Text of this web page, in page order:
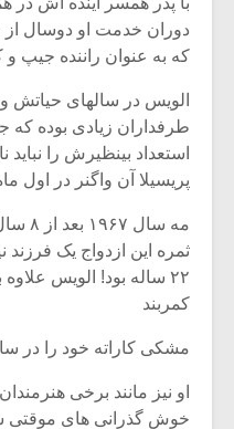
که به عنوان راننده جیپ
الویس در سالهای حیاتش و
طرفداران زیادی بوده که
استعداد بینظیرش را نباید
پریسیلا آن واگنر در اول
مه
ثمره این ازدواج یک فرزند
۲۲ ساله بود! الویس
کمربند
مشکی کاراته خود را در سال ۱۹۶۰ دریافت
او نیز مانند برخی